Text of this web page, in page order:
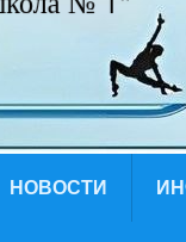
НОВОСТИ